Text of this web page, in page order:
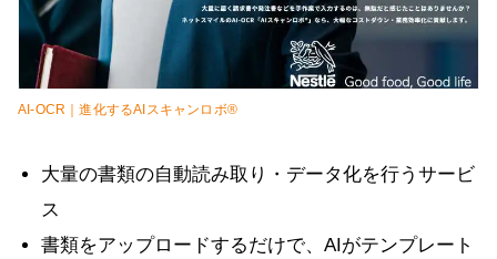
AI-OCR｜進化するAIスキャンロボ®
大量の書類の自動読み取り・データ化を行うサービ
ス
書類をアップロードするだけで、AIがテンプレート